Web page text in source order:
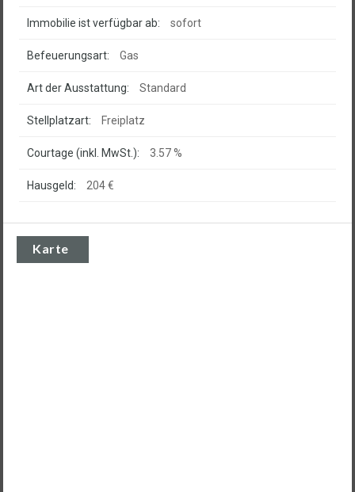
Immobilie ist verfügbar ab: sofort
Befeuerungsart: Gas
Art der Ausstattung: Standard
Stellplatzart: Freiplatz
Courtage (inkl. MwSt.): 3.57 %
Hausgeld: 204 €
Karte